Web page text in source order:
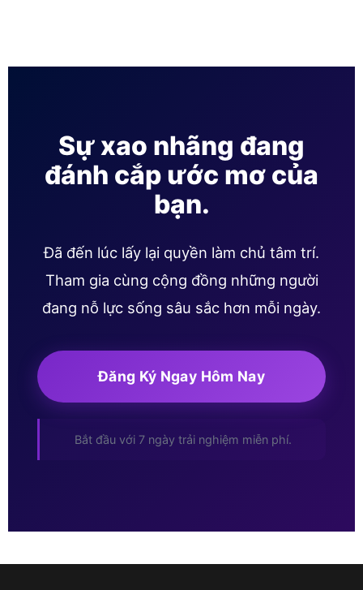
Sự xao nhãng đang
đánh cắp ước mơ của
bạn.
Đã đến lúc lấy lại quyền làm chủ tâm trí.
Tham gia cùng cộng đồng những người
đang nỗ lực sống sâu sắc hơn mỗi ngày.
Đăng Ký Ngay Hôm Nay
Bắt đầu với 7 ngày trải nghiệm miễn phí.